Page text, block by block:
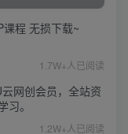
课程 无损下载~
1.7W+人已阅读
网创会员，全站资
习。
1.2W+人已阅读